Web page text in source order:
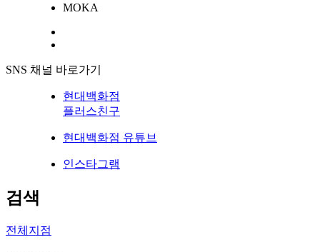
MOKA
SNS 채널 바로가기
현대백화점
플러스친구
현대백화점 유튜브
인스타그램
검색
전체지점